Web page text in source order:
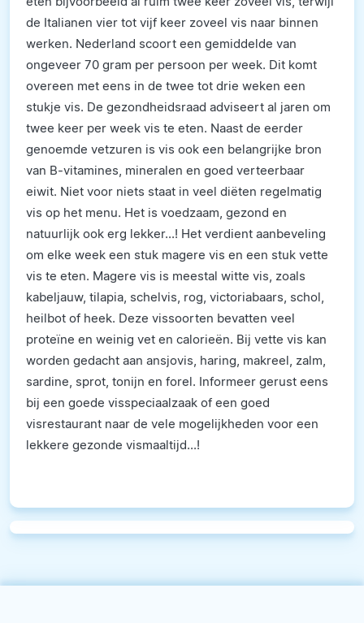
de Italianen vier tot vijf keer zoveel vis naar binnen
werken. Nederland scoort een gemiddelde van
ongeveer 70 gram per persoon per week. Dit komt
overeen met eens in de twee tot drie weken een
stukje vis. De gezondheidsraad adviseert al jaren om
twee keer per week vis te eten. Naast de eerder
genoemde vetzuren is vis ook een belangrijke bron
van B-vitamines, mineralen en goed verteerbaar
eiwit. Niet voor niets staat in veel diëten regelmatig
vis op het menu. Het is voedzaam, gezond en
natuurlijk ook erg lekker...! Het verdient aanbeveling
om elke week een stuk magere vis en een stuk vette
vis te eten. Magere vis is meestal witte vis, zoals
kabeljauw, tilapia, schelvis, rog, victoriabaars, schol,
heilbot of heek. Deze vissoorten bevatten veel
proteïne en weinig vet en calorieën. Bij vette vis kan
worden gedacht aan ansjovis, haring, makreel, zalm,
sardine, sprot, tonijn en forel. Informeer gerust eens
bij een goede visspeciaalzaak of een goed
visrestaurant naar de vele mogelijkheden voor een
lekkere gezonde vismaaltijd...!